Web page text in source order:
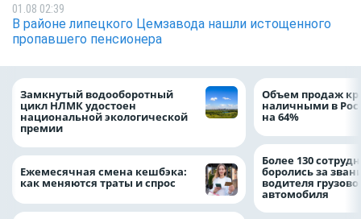
01.08 02:39
В районе липецкого Цемзавода нашли истощенного
пропавшего пенсионера
Замкнутый водооборотный
цикл НЛМК удостоен
национальной экологической
премии
Ежемесячная смена кешбэка:
как меняются траты и спрос
Объем продаж
наличными в
на 64%
Более 130
боролись за
водителя
автомобиля